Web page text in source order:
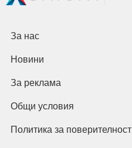
За нас
Новини
За реклама
Общи условия
Политика за поверителност